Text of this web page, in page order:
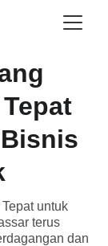
untuk
terus
dan